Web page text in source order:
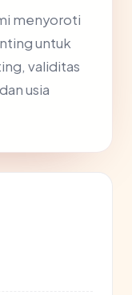
menyoroti
untuk
validitas
usia